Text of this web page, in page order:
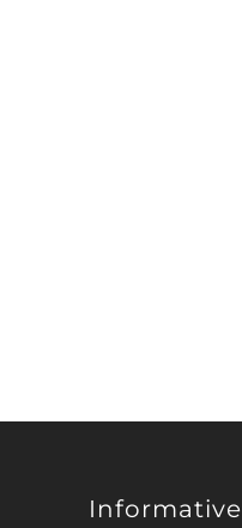
Informative